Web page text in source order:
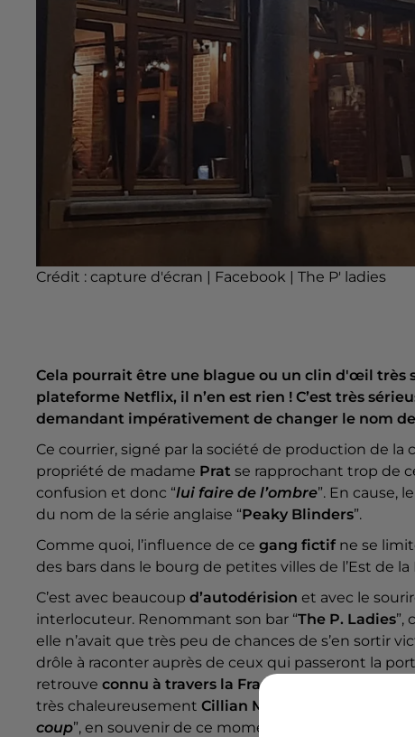
Crédit : capture d'écran | Facebook | The P' ladies
Cela pourrait être une blague ou un clin d'œil très
plateforme Netflix, il n’en est rien ! C’est très
demandant impérativement de changer le nom
Ce courrier, signé par la société de production de la
propriété de madame Prat se rapprochant trop de
confusion et donc “lui faire de l’ombre”. En cause,
du nom de la série anglaise “Peaky Blinders”.
Comme quoi, l’influence de ce gang fictifne se
des bars dans le bourg de petites villes de l’Est de la
C’est avec beaucoup d’autodérision et avec le
interlocuteur. Renommant son bar “The P. Ladies”,
elle n’avait que très peu de chances de s’en sortir
drôle à raconter auprès de ceux qui passeront la
retrouve connu à travers la France
très chaleureusement Cillian Murphy
coup”, en souvenir de ce moment, comme le